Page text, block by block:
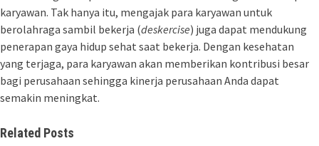
karyawan. Tak hanya itu, mengajak para karyawan untuk
berolahraga sambil bekerja (deskercise) juga dapat mendukung
penerapan gaya hidup sehat saat bekerja. Dengan kesehatan
yang terjaga, para karyawan akan memberikan kontribusi besar
bagi perusahaan sehingga kinerja perusahaan Anda dapat
semakin meningkat.
Related Posts